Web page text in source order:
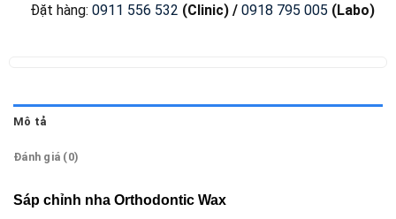
Đặt hàng: 0911 556 532 (Clinic) /0918 795 005 (Labo)
Mô tả
Đánh giá (0)
Sáp chỉnh nha Orthodontic Wax